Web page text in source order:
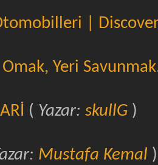
|
Yeri
( Yazar: skullG)
Mustafa Kemal )